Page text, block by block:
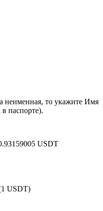
неименная, то укажите Имя
паспорте).
USDT
USDT)